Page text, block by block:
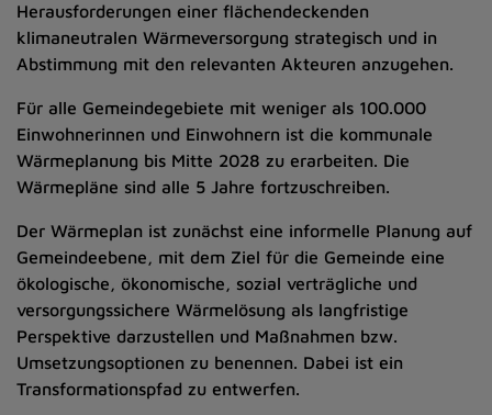
Herausforderungen einer flächendeckenden
klimaneutralen Wärmeversorgung strategisch und in
Abstimmung mit den relevanten Akteuren anzugehen.
Für alle Gemeindegebiete mit weniger als 100.000
Einwohnerinnen und Einwohnern ist die kommunale
Wärmeplanung bis Mitte 2028 zu erarbeiten. Die
Wärmepläne sind alle 5 Jahre fortzuschreiben.
Der Wärmeplan ist zunächst eine informelle Planung auf
Gemeindeebene, mit dem Ziel für die Gemeinde eine
ökologische, ökonomische, sozial verträgliche und
versorgungssichere Wärmelösung als langfristige
Perspektive darzustellen und Maßnahmen bzw.
Umsetzungsoptionen zu benennen. Dabei ist ein
Transformationspfad zu entwerfen.